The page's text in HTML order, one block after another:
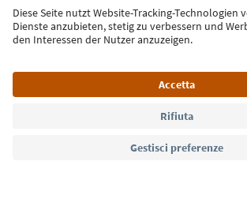
Iscriviti alla newsletter